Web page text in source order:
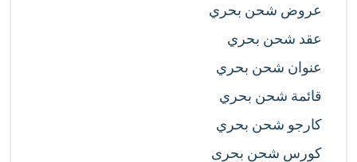
عروض شحن بحري
عقد شحن بحري
عنوان شحن بحري
قائمة شحن بحري
كارجو شحن بحري
كورس شحن بحرى